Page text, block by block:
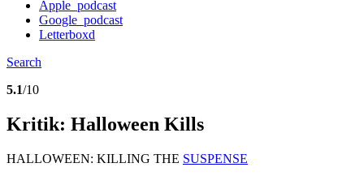
Apple_podcast
Google_podcast
Letterboxd
Search
5.1/10
Kritik: Halloween Kills
HALLOWEEN: KILLING THE SUSPENSE